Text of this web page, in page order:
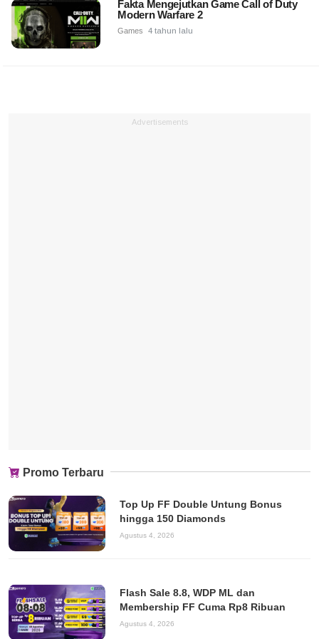
Fakta Mengejutkan Game Call of Duty
Modern Warfare 2
Games 4 tahun lalu
Advertisements
Promo Terbaru
Top Up FF Double Untung Bonus
hingga 150 Diamonds
Agustus 4, 2026
Flash Sale 8.8, WDP ML dan
Membership FF Cuma Rp8 Ribuan
Agustus 4, 2026